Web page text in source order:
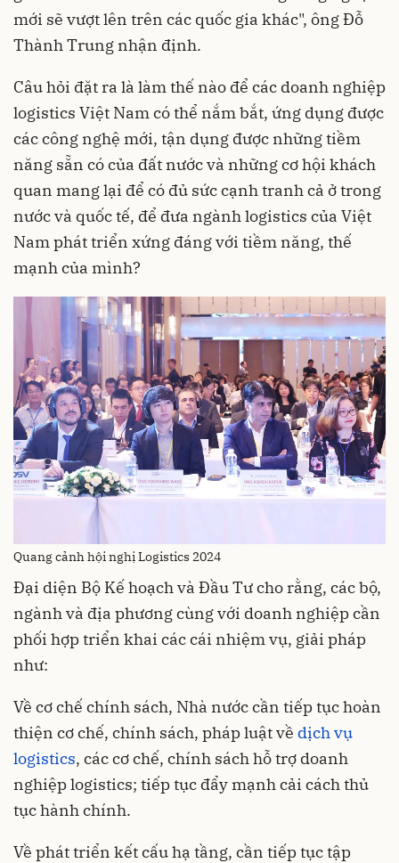
mới sẽ vượt lên trên các quốc gia khác", ông Đỗ
Thành Trung nhận định.
Câu hỏi đặt ra là làm thế nào để các doanh nghiệp
logistics Việt Nam có thể nắm bắt, ứng dụng được
các công nghệ mới, tận dụng được những tiềm
năng sẵn có của đất nước và những cơ hội khách
quan mang lại để có đủ sức cạnh tranh cả ở trong
nước và quốc tế, để đưa ngành logistics của Việt
Nam phát triển xứng đáng với tiềm năng, thế
mạnh của mình?
Quang cảnh hội nghị Logistics 2024
Đại diện Bộ Kế hoạch và Đầu Tư cho rằng, các bộ,
ngành và địa phương cùng với doanh nghiệp cần
phối hợp triển khai các cái nhiệm vụ, giải pháp
như:
Về cơ chế chính sách, Nhà nước cần tiếp tục hoàn
thiện cơ chế, chính sách, pháp luật về dịch vụ
logistics, các cơ chế, chính sách hỗ trợ doanh
nghiệp logistics; tiếp tục đẩy mạnh cải cách thủ
tục hành chính.
Về phát triển kết cấu hạ tầng, cần tiếp tục tập